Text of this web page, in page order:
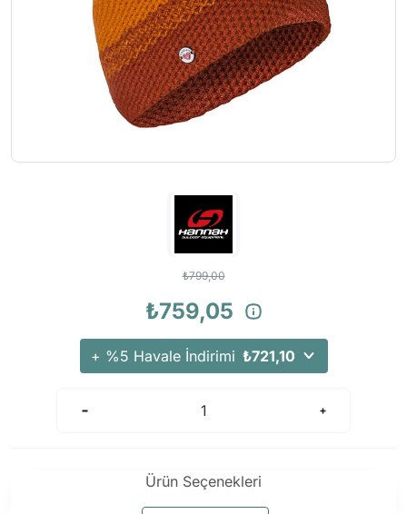
₺799,00
₺759,05
+ %5 Havale İndirimi ₺721,10
Ürün Seçenekleri